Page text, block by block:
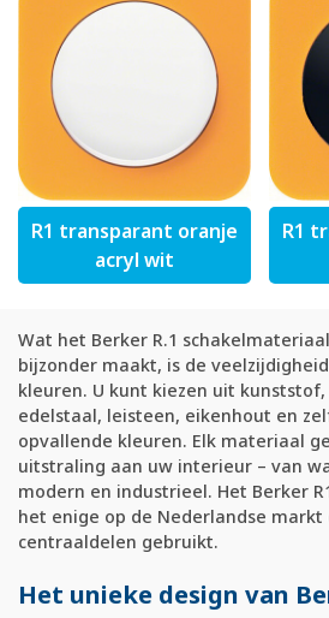
R1 transparant oranje
acryl wit
R1
Wat het Berker R.1
bijzonder maakt, is de
kleuren. U kunt kiezen uit
edelstaal, leisteen, eikenhout en
opvallende kleuren. Elk materiaal
uitstraling aan uw interieur – van
modern en industrieel. Het Berker
het enige op de Nederlandse
centraaldelen gebruikt.
Het unieke design van